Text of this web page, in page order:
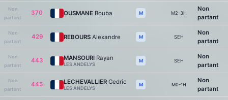
Non
partant
370 OUSMANE Bouba M M2-3H
Non
partant
Non
partant
429 REBOURS Alexandre M SEH
Non
partant
Non
partant
443 MANSOURI Rayan
LES ANDELYS
M SEH
Non
partant
Non
partant
445 LECHEVALLIER Cedric
LES ANDELYS
M M0-1H
Non
partant